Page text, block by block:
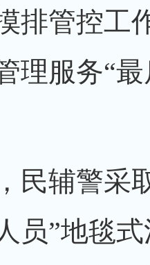
排管控工
理服务“
辅警采
员”地毯